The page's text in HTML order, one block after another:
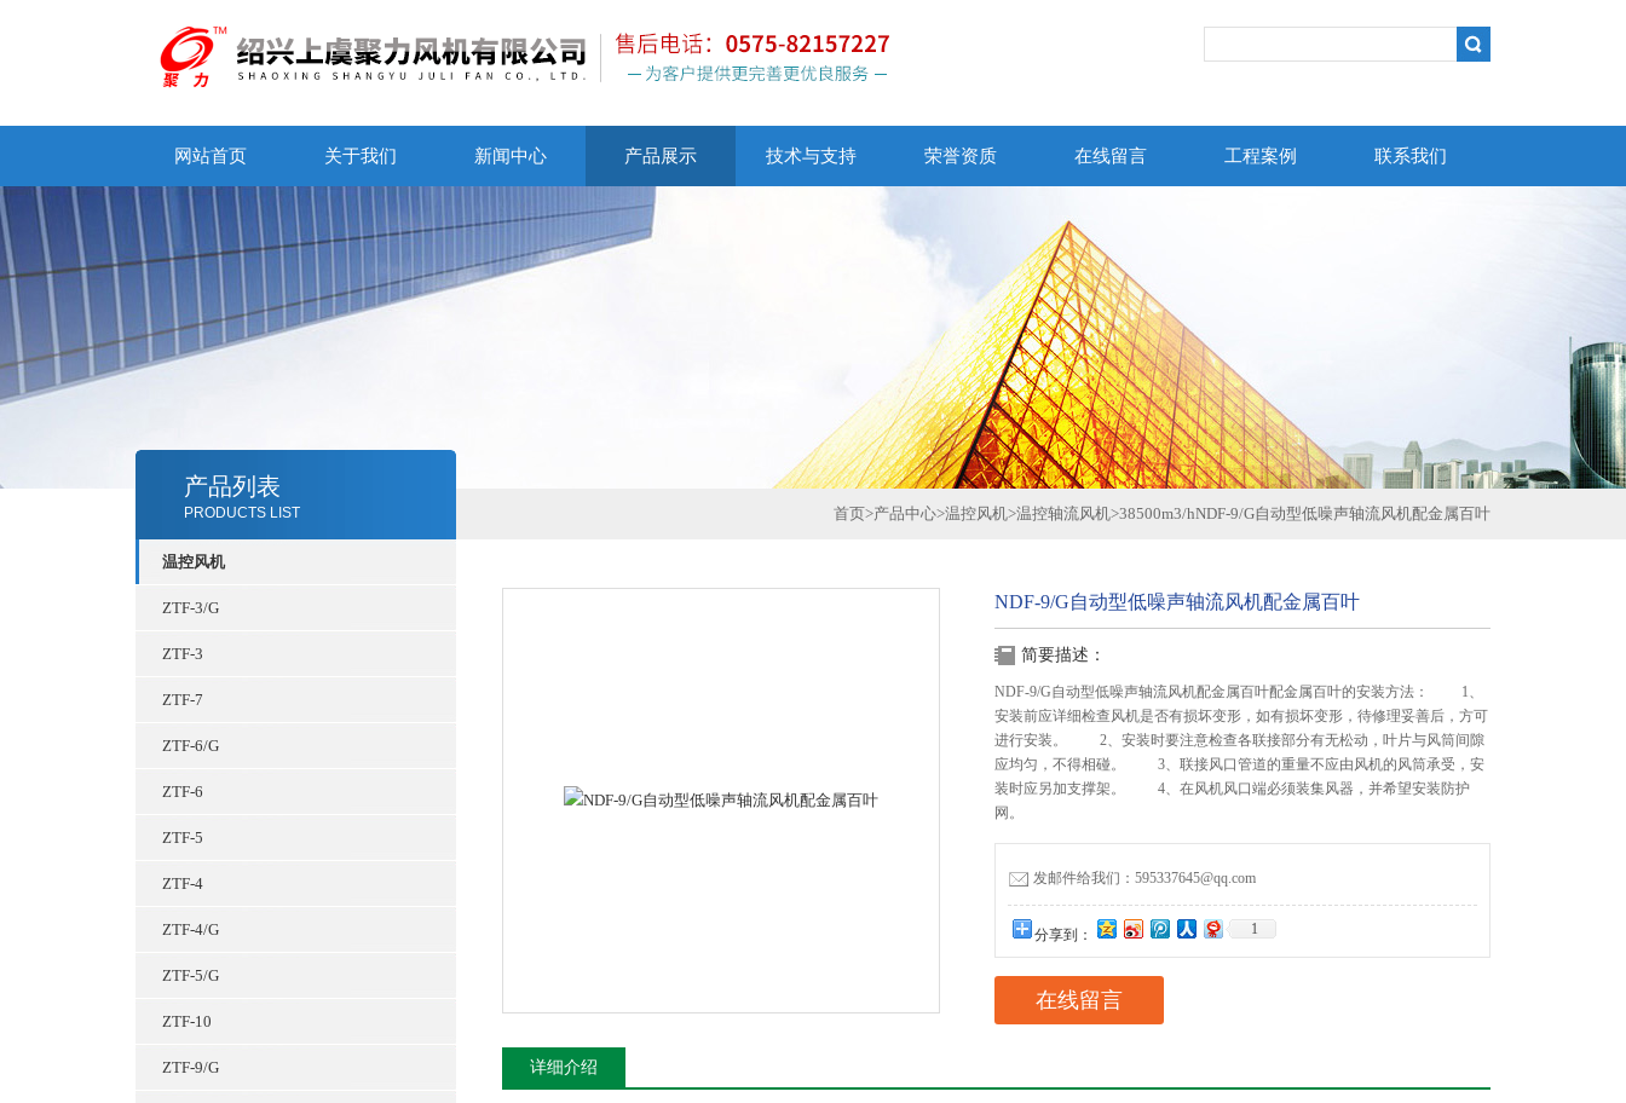
网站首页 关于我们 新闻中心 产品展示 技术与支持 荣誉资质 在线留言 工程案例 联系我们
产品列表
PRODUCTS LIST
温控风机
ZTF-3/G
ZTF-3
ZTF-7
ZTF-6/G
ZTF-6
ZTF-5
ZTF-4
ZTF-4/G
ZTF-5/G
ZTF-10
ZTF-9/G
首页>产品中心>温控风机>温控轴流风机>38500m3/hNDF-9/G自动型低噪声轴流风机配金属百叶
NDF-9/G自动型低噪声轴流风机配金属百叶
简要描述：
NDF-9/G自动型低噪声轴流风机配金属百叶配金属百叶的安装方法： 1、
安装前应详细检查风机是否有损坏变形，如有损坏变形，待修理妥善后，方可
进行安装。 2、安装时要注意检查各联接部分有无松动，叶片与风筒间隙
应均匀，不得相碰。 3、联接风口管道的重量不应由风机的风筒承受，安
装时应另加支撑架。 4、在风机风口端必须装集风器，并希望安装防护
网。
发邮件给我们：595337645@qq.com
分享到： 1
在线留言
详细介绍